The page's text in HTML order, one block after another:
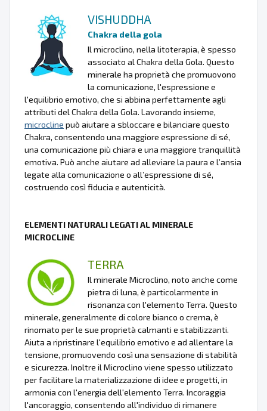
VISHUDDHA
Chakra della gola
Il microclino, nella litoterapia, è spesso
associato al Chakra della Gola. Questo
minerale ha proprietà che promuovono
la comunicazione, l'espressione e
l'equilibrio emotivo, che si abbina perfettamente agli
attributi del Chakra della Gola. Lavorando insieme,
microcline può aiutare a sbloccare e bilanciare questo
Chakra, consentendo una maggiore espressione di sé,
una comunicazione più chiara e una maggiore tranquillità
emotiva. Può anche aiutare ad alleviare la paura e l’ansia
legate alla comunicazione o all’espressione di sé,
costruendo così fiducia e autenticità.
ELEMENTI NATURALI LEGATI AL MINERALE
MICROCLINE
TERRA
Il minerale Microclino, noto anche come
pietra di luna, è particolarmente in
risonanza con l'elemento Terra. Questo
minerale, generalmente di colore bianco o crema, è
rinomato per le sue proprietà calmanti e stabilizzanti.
Aiuta a ripristinare l'equilibrio emotivo e ad allentare la
tensione, promuovendo così una sensazione di stabilità
e sicurezza. Inoltre il Microclino viene spesso utilizzato
per facilitare la materializzazione di idee e progetti, in
armonia con l'energia dell'elemento Terra. Incoraggia
l'ancoraggio, consentendo all'individuo di rimanere